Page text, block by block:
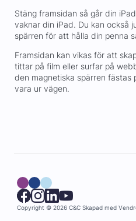
Stäng framsidan så går din
vaknar din iPad. Du kan också
spärren för att hålla din penna
Framsidan kan vikas för att
tittar på film eller surfar på
den magnetiska spärren
vara ur vägen.
Copyright © 2026 C&C Skapad med